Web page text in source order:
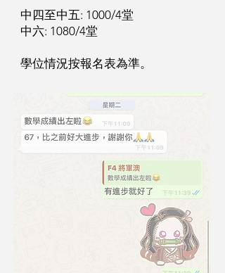
中四至中五: 1000/4堂
中六: 1080/4堂
學位情況按報名表為準。